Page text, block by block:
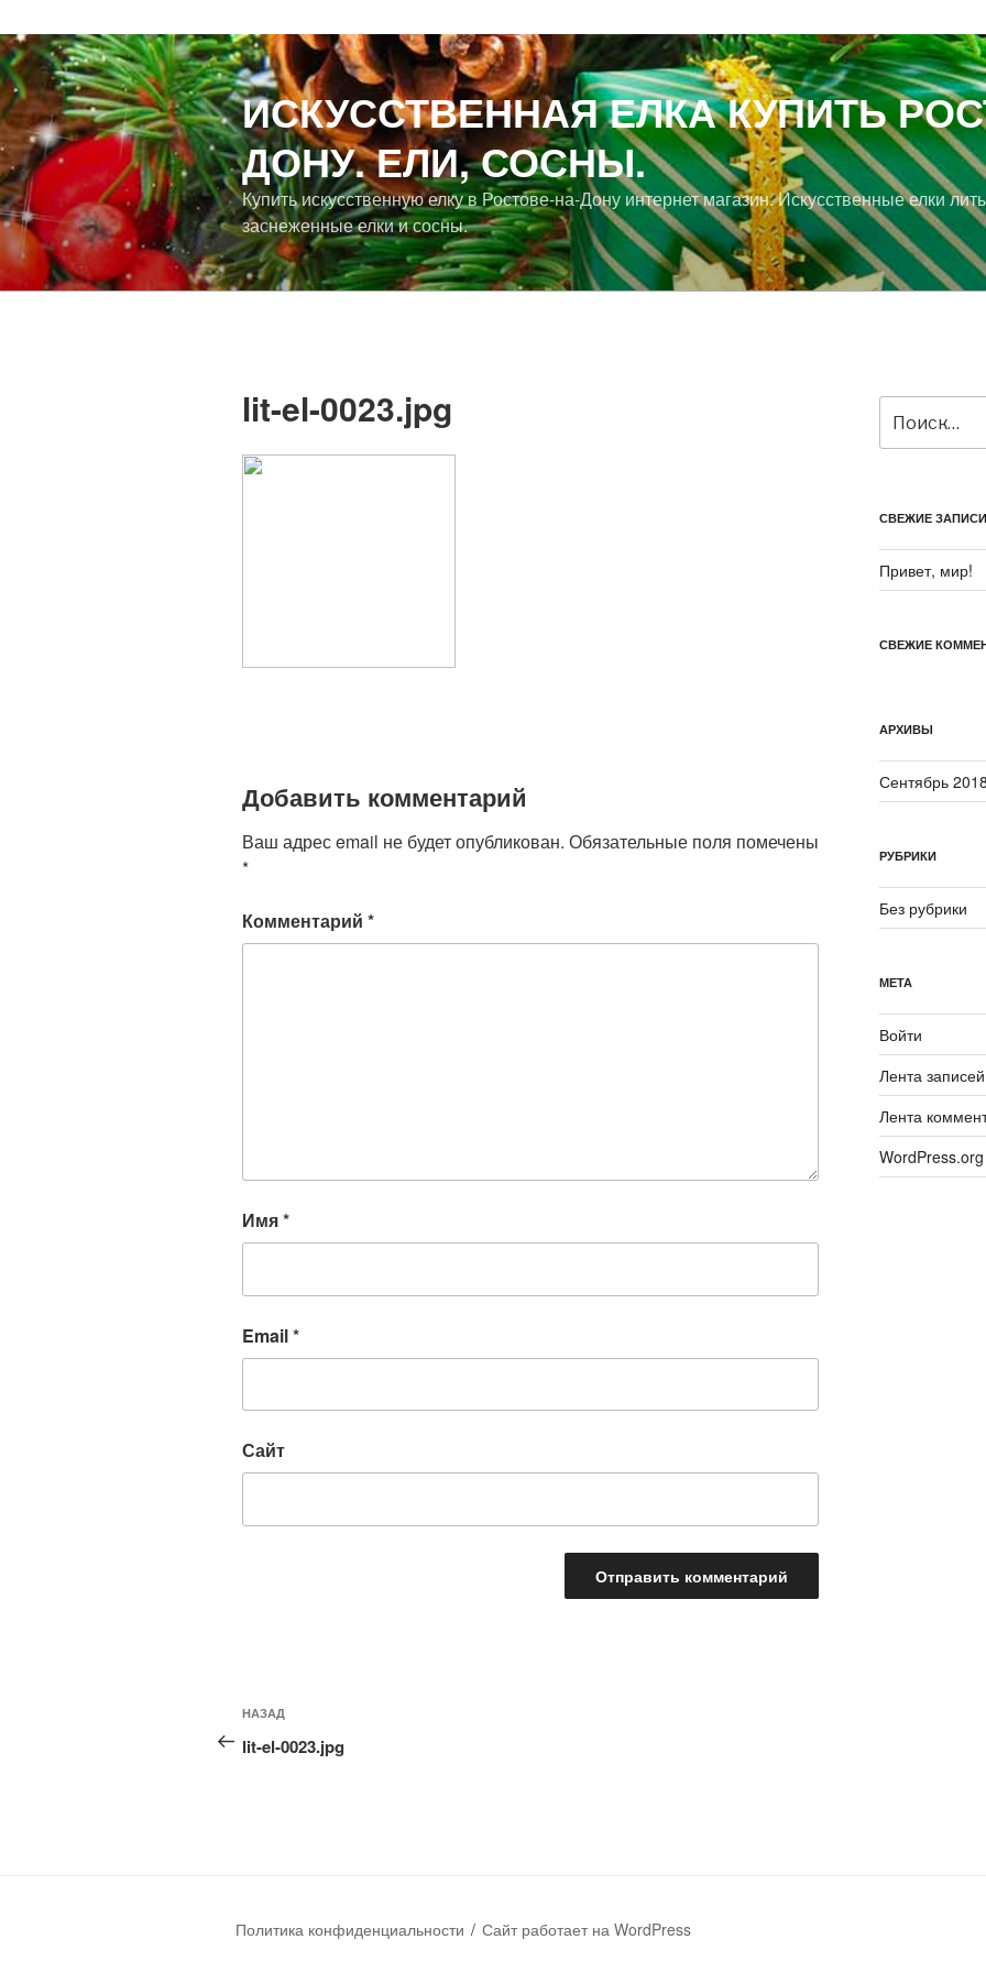
ИСКУССТВЕННАЯ ЕЛКА КУПИТЬ
ДОНУ. ЕЛИ, СОСНЫ.
Купить искусственную елку в Ростове-на-Дону интернет магазин. Искусственные елки
заснеженные елки и сосны.
lit-el-0023.jpg
Добавить комментарий
Ваш адрес email не будет опубликован. Обязательные поля помечены
*
Комментарий *
Имя*
Email*
Сайт
НАЗАД
lit-el-0023.jpg
СВЕЖИЕ ЗАПИСИ
Привет, мир!
СВЕЖИЕ
АРХИВЫ
Сентябрь 2018
РУБРИКИ
Без рубрики
МЕТА
Войти
Лента записей
Лента
WordPress.org
Политика конфиденциальности Сайт работает на WordPress